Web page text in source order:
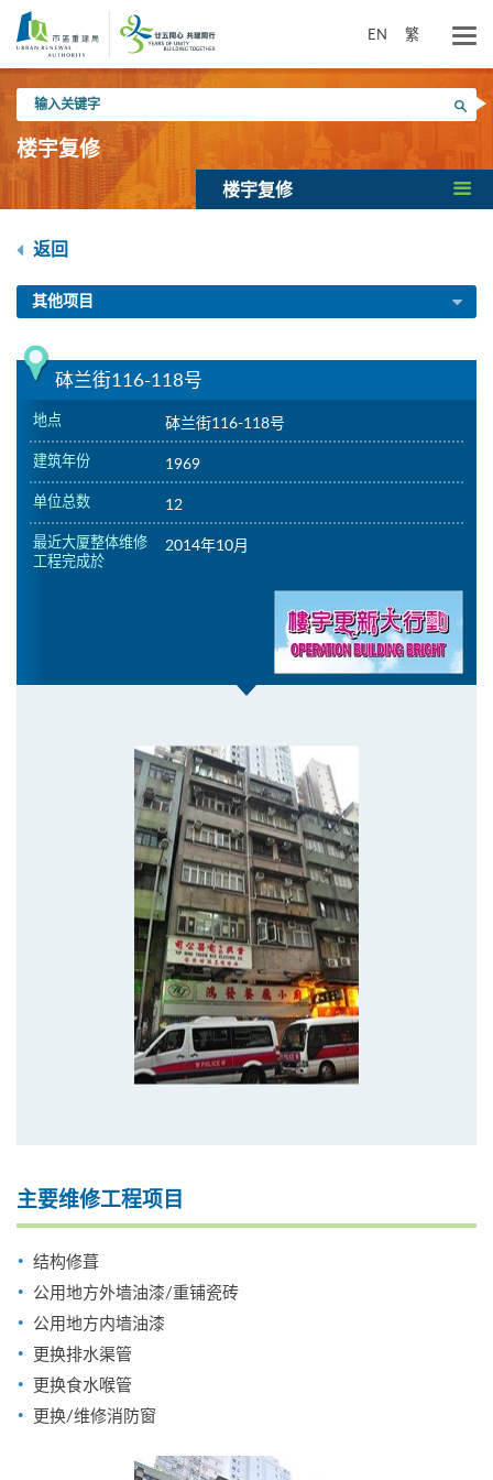
内
EN 繁
入
关
键
搜寻
楼宇复修
楼宇复修
返回
其他项目
砵兰街116-118号
地点 砵兰街116-118号
建筑年份 1969
单位总数 12
最近大厦整体维修
工程完成於
2014年10月
主要维修工程项目
结构修葺
公用地方外墙油漆/重铺瓷砖
公用地方内墙油漆
更换排水渠管
更换食水喉管
更换/维修消防窗